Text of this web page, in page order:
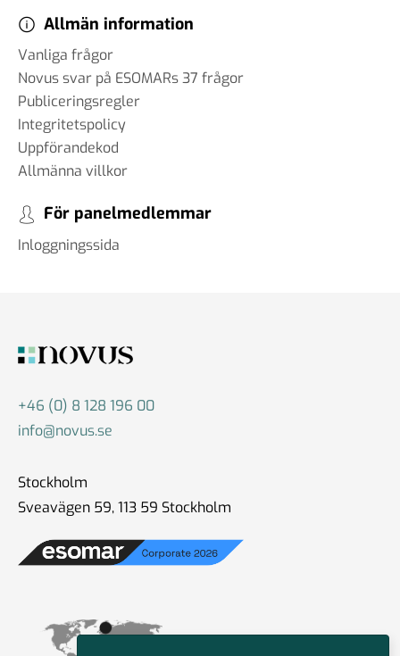
Allmän information
Vanliga frågor
Novus svar på ESOMARs 37 frågor
Publiceringsregler
Integritetspolicy
Uppförandekod
Allmänna villkor
För panelmedlemmar
Inloggningssida
+46 (0) 8 128 196 00
info@novus.se
Stockholm
Sveavägen 59, 113 59 Stockholm